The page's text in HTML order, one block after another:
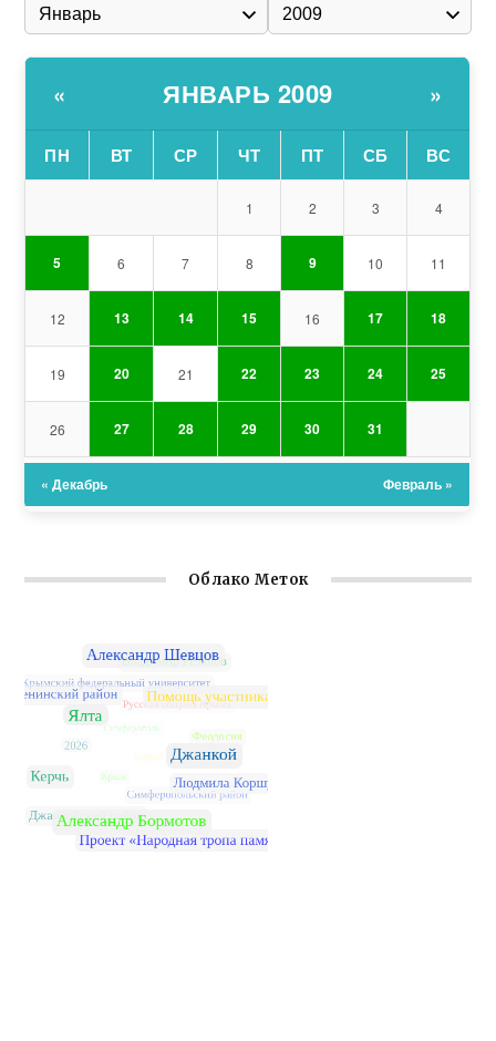
« ЯНВАРЬ 2009 »
ПН ВТ СР ЧТ ПТ СБ ВС
1 2 3 4
5 6 7 8 9 10 11
12 13 14 15 16 17 18
19 20 21 22 23 24 25
26 27 28 29 30 31
« Декабрь Февраль »
Облако Меток